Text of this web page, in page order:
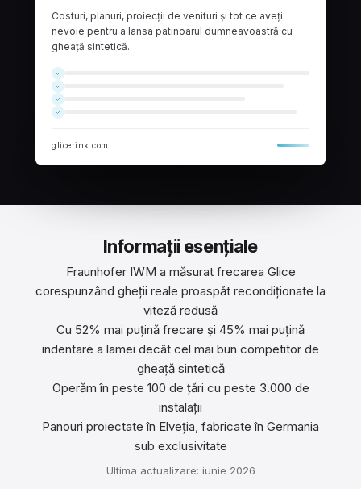
Costuri, planuri, proiecții de venituri și tot ce aveți
nevoie pentru a lansa patinoarul dumneavoastră cu
gheață sintetică.
glicerink.com
Informații esențiale
Fraunhofer IWM a măsurat frecarea Glice
corespunzând gheții reale proaspăt recondiționate la
viteză redusă
Cu 52% mai puțină frecare și 45% mai puțină
indentare a lamei decât cel mai bun competitor de
gheață sintetică
Operăm în peste 100 de țări cu peste 3.000 de
instalații
Panouri proiectate în Elveția, fabricate în Germania
sub exclusivitate
Ultima actualizare: iunie 2026